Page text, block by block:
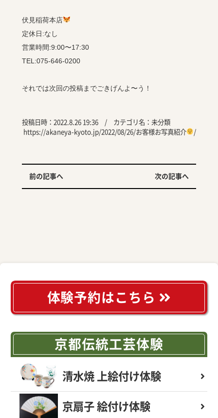
体験予約はこちら
京都伝統工芸体験
清水焼 上絵付け体験
京扇子 絵付け体験
伏見稲荷本店
定休日:なし
営業時間:9:00〜17:30
TEL:075-646-0200
それでは次回の投稿までごきげんよ〜う！
投稿日時：2022.8.26 19:36 / カテゴリ名： 未分類
https://akaneya-kyoto.jp/2022/08/26/お客様お写真紹介
/
前の記事へ 次の記事へ